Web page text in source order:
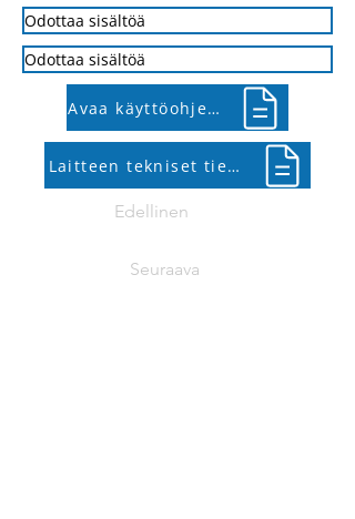
Odottaa sisältöä
Odottaa sisältöä
Avaa käyttöohje (PDF)
Laitteen tekniset tiedot (PDF)
Edellinen
Seuraava